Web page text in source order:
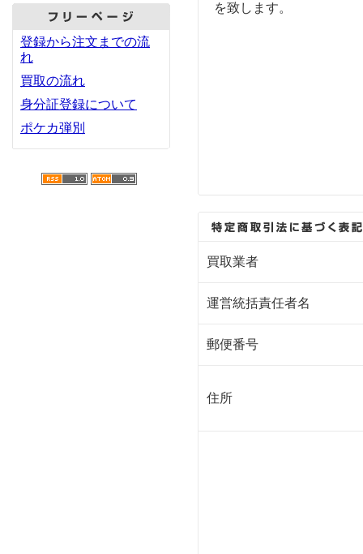
登録から注文までの流
れ
買取の流れ
身分証登録について
ポケカ弾別
を致します。
買取業者
運営統括責任者名
郵便番号
住所